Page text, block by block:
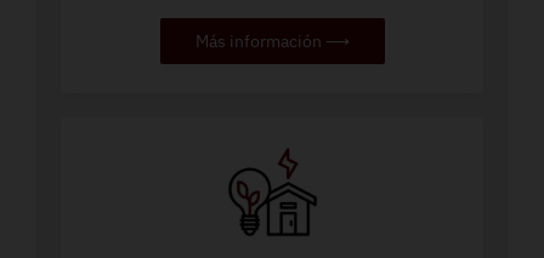
Más información ⟶